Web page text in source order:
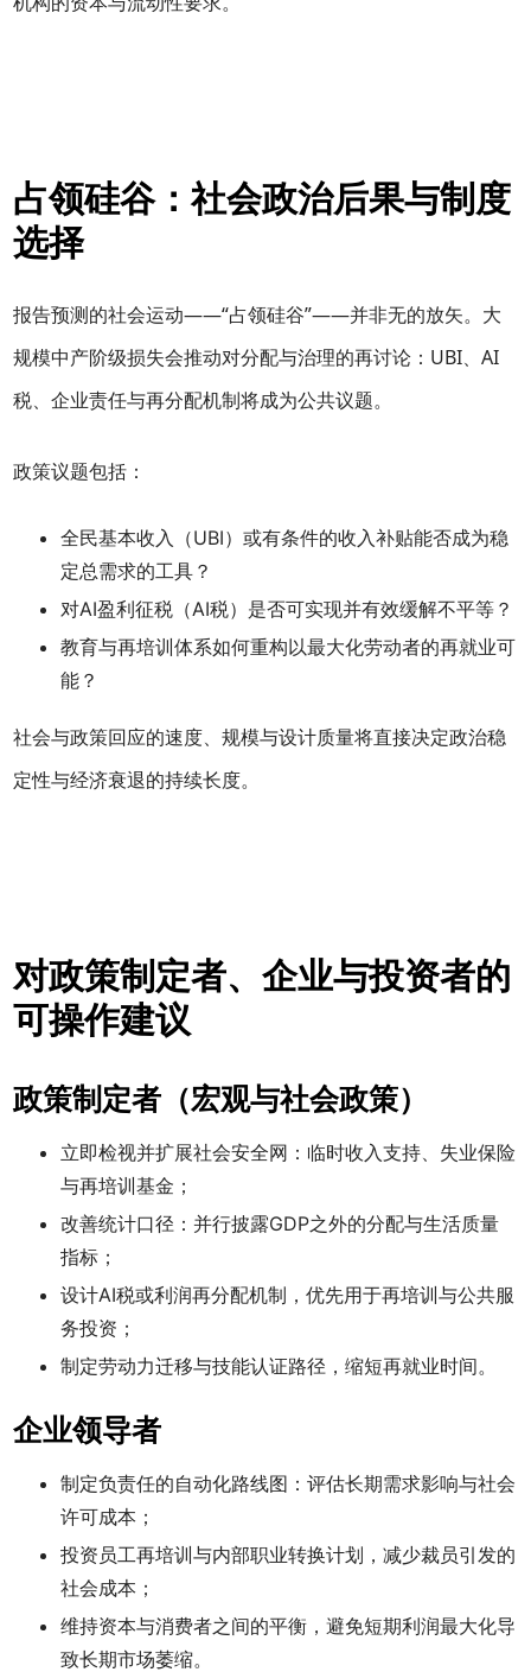
占领硅谷：社会政治后果与制度
选择
报告预测的社会运动——“占领硅谷”——并非无的放矢。大
规模中产阶级损失会推动对分配与治理的再讨论：UBI、AI
税、企业责任与再分配机制将成为公共议题。
政策议题包括：
全民基本收入（UBI）或有条件的收入补贴能否成为稳
定总需求的工具？
对AI盈利征税（AI税）是否可实现并有效缓解不平等？
教育与再培训体系如何重构以最大化劳动者的再就业可
能？
社会与政策回应的速度、规模与设计质量将直接决定政治稳
定性与经济衰退的持续长度。
对政策制定者、企业与投资者的
可操作建议
政策制定者（宏观与社会政策）
立即检视并扩展社会安全网：临时收入支持、失业保险
与再培训基金；
改善统计口径：并行披露GDP之外的分配与生活质量
指标；
设计AI税或利润再分配机制，优先用于再培训与公共服
务投资；
制定劳动力迁移与技能认证路径，缩短再就业时间。
企业领导者
制定负责任的自动化路线图：评估长期需求影响与社会
许可成本；
投资员工再培训与内部职业转换计划，减少裁员引发的
社会成本；
维持资本与消费者之间的平衡，避免短期利润最大化导
致长期市场萎缩。